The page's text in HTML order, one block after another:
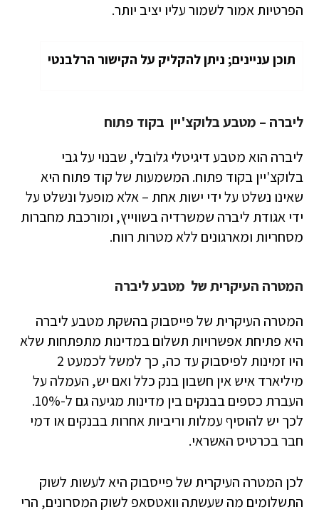
הפרטיות אמור לשמור עליו יציב יותר.
תוכן עניינים; ניתן להקליק על הקישור הרלבנטי
ליברה – מטבע בלוקצ'יין בקוד פתוח
ליברה הוא מטבע דיגיטלי גלובלי, שבנוי על גבי
בלוקצ'יין בקוד פתוח. המשמעות של קוד פתוח היא
שאינו נשלט על ידי ישות אחת – אלא מופעל ונשלט על
ידי אגודת ליברה שמשרדיה בשווייץ, ומורכבת מחברות
מסחריות ומארגונים ללא מטרות רווח.
המטרה העיקרית של מטבע ליברה
המטרה העיקרית של פייסבוק בהשקת מטבע ליברה
היא פתיחת אפשרויות תשלום במדינות מתפתחות שלא
היו זמינות לפיסבוק עד כה, כך למשל לכמעט 2
מיליארד איש אין חשבון בנק כלל ואם יש, העמלה על
העברת כספים בבנקים בין מדינות מגיעה גם ל-10%.
לכך יש להוסיף עמלות וריביות אחרות בבנקים או דמי
חבר בכרטיס האשראי.
לכן המטרה העיקרית של פייסבוק היא לעשות לשוק
התשלומים מה שעשתה וואטסאפ לשוק המסרונים, הרי